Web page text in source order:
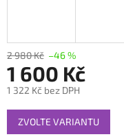
2 980 Kč –46 %
1 600 Kč
1 322 Kč bez DPH
Měrná
cena:
ZVOLTE VARIANTU